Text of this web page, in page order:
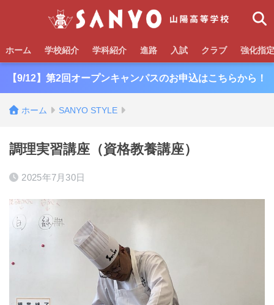
ホーム 学校紹介 学科紹介 進路 入試 クラブ 強化指
【9/12】第2回オープンキャンパスのお申込はこちらから！
ホーム SANYO STYLE
調理実習講座（資格教養講座）
2025年7月30日